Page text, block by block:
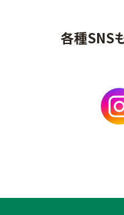
各種SNS